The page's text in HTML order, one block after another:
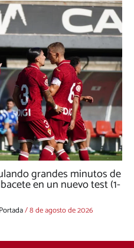
grandes minutos de
en un nuevo test (1-
Portada/8 de agosto de 2026